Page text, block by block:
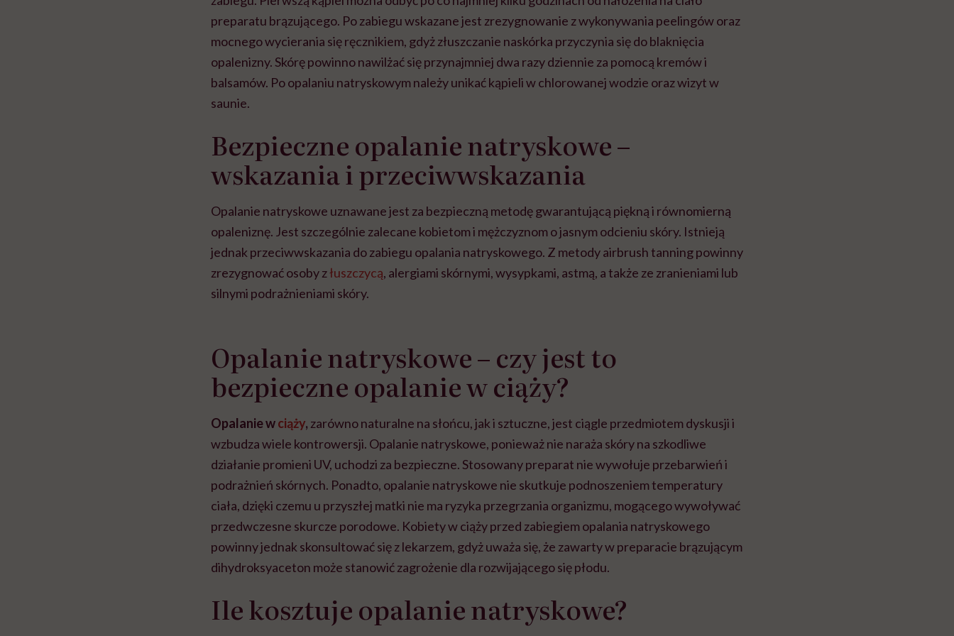
preparatu brązującego. Po zabiegu wskazane jest zrezygnowanie z wykonywania peelingów oraz
mocnego wycierania się ręcznikiem, gdyż złuszczanie naskórka przyczynia się do blaknięcia
opalenizny. Skórę powinno nawilżać się przynajmniej dwa razy dziennie za pomocą kremów i
balsamów. Po opalaniu natryskowym należy unikać kąpieli w chlorowanej wodzie oraz wizyt w
saunie.
Bezpieczne opalanie natryskowe –
wskazania i przeciwwskazania
Opalanie natryskowe uznawane jest za bezpieczną metodę gwarantującą piękną i równomierną
opaleniznę. Jest szczególnie zalecane kobietom i mężczyznom o jasnym odcieniu skóry. Istnieją
jednak przeciwwskazania do zabiegu opalania natryskowego. Z metody airbrush tanning powinny
zrezygnować osoby złuszczycą, alergiami skórnymi, wysypkami, astmą, a także ze zranieniami lub
silnymi podrażnieniami skóry.
Opalanie natryskowe – czy jest to
bezpieczne opalanie w ciąży?
Opalanie wciąży, zarówno naturalne na słońcu, jak i sztuczne, jest ciągle przedmiotem dyskusji i
wzbudza wiele kontrowersji. Opalanie natryskowe, ponieważ nie naraża skóry na szkodliwe
działanie promieni UV, uchodzi za bezpieczne. Stosowany preparat nie wywołuje przebarwień i
podrażnień skórnych. Ponadto, opalanie natryskowe nie skutkuje podnoszeniem temperatury
ciała, dzięki czemu u przyszłej matki nie ma ryzyka przegrzania organizmu, mogącego wywoływać
przedwczesne skurcze porodowe. Kobiety w ciąży przed zabiegiem opalania natryskowego
powinny jednak skonsultować się z lekarzem, gdyż uważa się, że zawarty w preparacie brązującym
dihydroksyaceton może stanowić zagrożenie dla rozwijającego się płodu.
Ile kosztuje opalanie natryskowe?